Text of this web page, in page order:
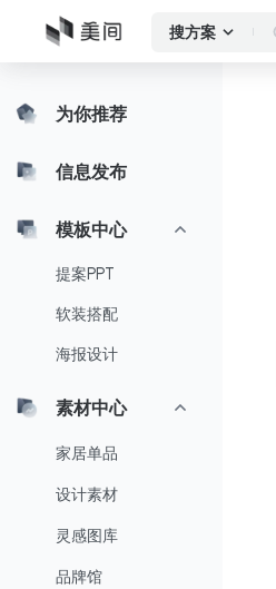
搜方案
为你推荐
信息发布
模板中心
提案PPT
软装搭配
海报设计
素材中心
家居单品
设计素材
灵感图库
品牌馆